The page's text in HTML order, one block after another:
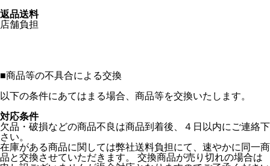
返品送料
店舗負担
■商品等の不具合による交換
以下の条件にあてはまる場合、商品等を交換いたします。
対応条件
欠品・破損などの商品不良は商品到着後、４日以内にご連絡下
さい。
在庫がある商品に関しては弊社送料負担にて、速やかに同一商
品と交換させていただきます。 交換商品が売り切れの場合は